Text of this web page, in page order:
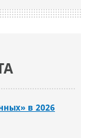
в 2026